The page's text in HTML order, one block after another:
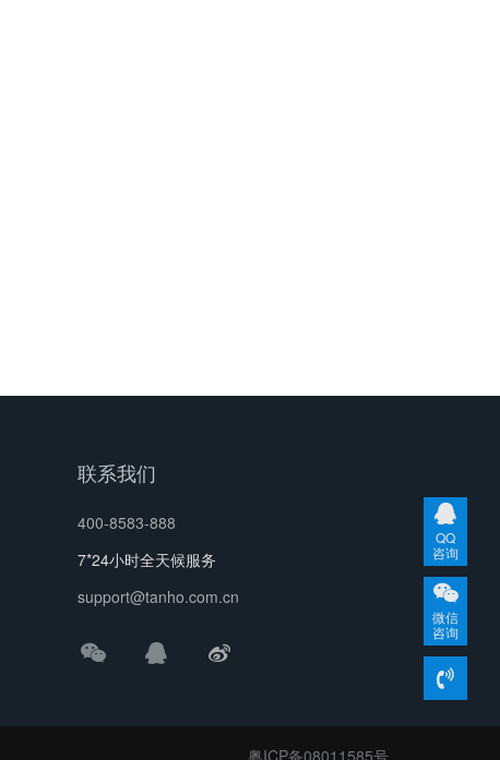
联系我们
400-8583-888
7*24小时全天候服务
support@tanho.com.cn
粤ICP备08011585号
QQ
咨询
微信
咨询